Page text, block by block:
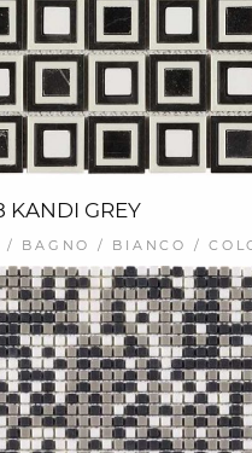
KANDI GREY
/ BAGNO / BIANCO /